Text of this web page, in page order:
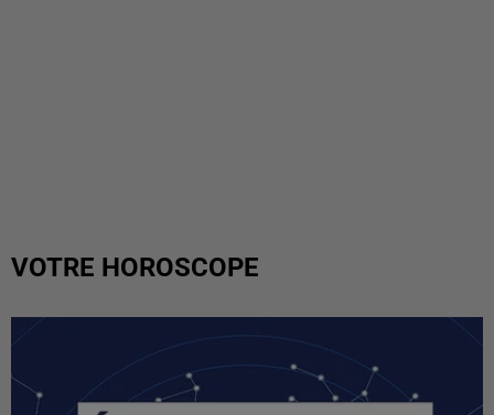
VOTRE HOROSCOPE